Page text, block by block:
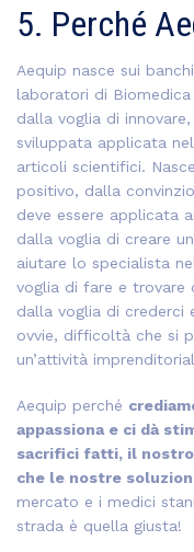
5. Perché
Aequip nasce sui
laboratori di
dalla voglia di
sviluppata applicata
articoli scientifici.
positivo, dalla
deve essere applicata
dalla voglia di creare
aiutare lo specialista
voglia di fare e trovare
dalla voglia di crederci
ovvie, difficoltà che si
un’attività
Aequip perché
appassiona e ci dà
sacrifici fatti, il
che le nostre
mercato e i medici
strada è quella giusta!